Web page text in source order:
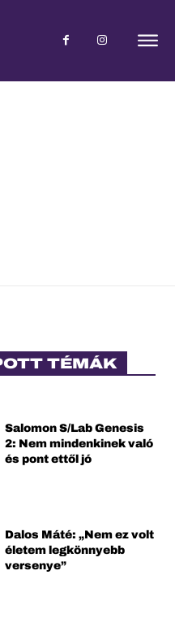
TÉMÁK
Salomon S/Lab Genesis
2: Nem mindenkinek való
és pont ettől jó
Dalos Máté: „Nem ez volt
életem legkönnyebb
versenye”